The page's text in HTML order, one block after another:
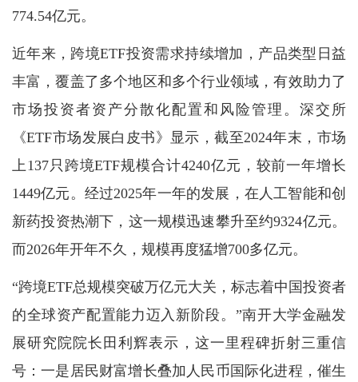
774.54亿元。
近年来，跨境ETF投资需求持续增加，产品类型日益
丰富，覆盖了多个地区和多个行业领域，有效助力了
市场投资者资产分散化配置和风险管理。深交所
《ETF市场发展白皮书》显示，截至2024年末，市场
上137只跨境ETF规模合计4240亿元，较前一年增长
1449亿元。经过2025年一年的发展，在人工智能和创
新药投资热潮下，这一规模迅速攀升至约9324亿元。
而2026年开年不久，规模再度猛增700多亿元。
“跨境ETF总规模突破万亿元大关，标志着中国投资者
的全球资产配置能力迈入新阶段。”南开大学金融发
展研究院院长田利辉表示，这一里程碑折射三重信
号：一是居民财富增长叠加人民币国际化进程，催生